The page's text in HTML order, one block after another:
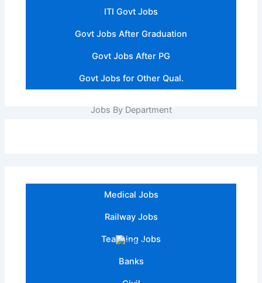
ITI Govt Jobs
Govt Jobs After Graduation
Govt Jobs After PG
Govt Jobs for Other Qual.
Jobs By Department
Medical Jobs
Railway Jobs
Teaching Jobs
Banks